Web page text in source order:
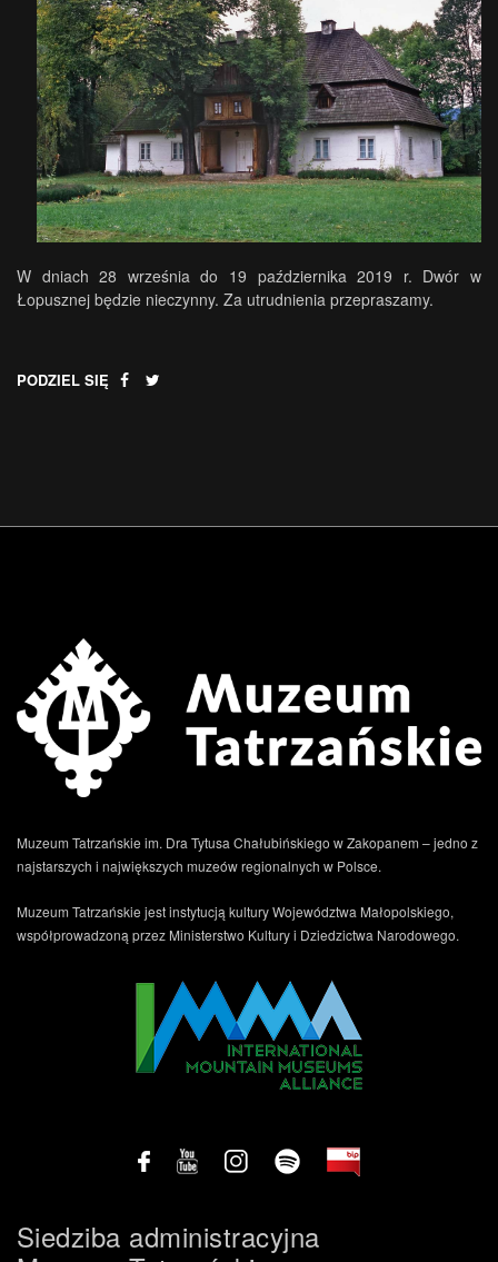
W dniach 28 września do 19 października 2019 r. Dwór w
Łopusznej będzie nieczynny. Za utrudnienia przepraszamy.
PODZIEL SIĘ
Muzeum Tatrzańskie im. Dra Tytusa Chałubińskiego w Zakopanem – jedno z
najstarszych i największych muzeów regionalnych w Polsce.
Muzeum Tatrzańskie jest instytucją kultury Województwa Małopolskiego,
współprowadzoną przez Ministerstwo Kultury i Dziedzictwa Narodowego.
Siedziba administracyjna